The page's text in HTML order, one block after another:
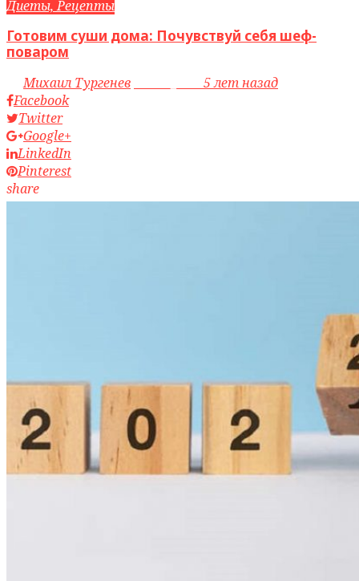
Диеты, Рецепты
Готовим суши дома: Почувствуй себя шеф-
поваром
byМихаил Тургенев
5 лет назад
Facebook
Twitter
Google+
LinkedIn
Pinterest
share